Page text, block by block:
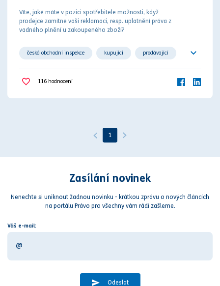
Víte, jaké máte v pozici spotřebitele možnosti, když
prodejce zamítne vaši reklamaci, resp. uplatnění práva z
vadného plnění u zakoupeného zboží?
česká obchodní inspekce kupující prodávající
reklamace soudní řízení spotřebitel
vadné plnění
116 hodnocení
1
Zasílání novinek
Nenechte si uniknout žadnou novinku - krátkou zprávu o nových článcích
na portálu Právo pro všechny vám rádi zašleme.
Váš e-mail:
Odeslat